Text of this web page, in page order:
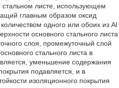
стальном листе, использующем
главным образом оксид
одного или обоих из Al
основного стального листа
слоя, промежуточный слой
стального листа в
уменьшение содержания
подавляется, и в
изоляционного покрытия